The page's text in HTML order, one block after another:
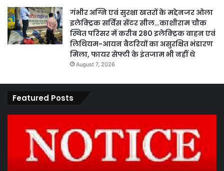
गंभीर अग्नि एवं सुरक्षा खतरों के मद्देनजर ओला
इलेक्ट्रिक सर्विस सेंटर सील…काशीराम चौक
स्थित परिसर में करीब 280 इलेक्ट्रिक वाहन एवं
लिथियम-आयन बैटरियों का असुरक्षित भंडारण
मिला, फायर सेफ्टी के इंतजाम भी नहीं थे
August 7, 2026
Featured Posts
ठेकेदार